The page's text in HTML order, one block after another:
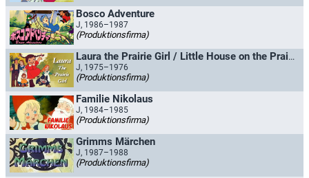
Bosco Adventure
J, 1986–1987
(Produktionsfirma)
Laura the Prairie Girl / Little House on the Prairie
J, 1975–1976
(Produktionsfirma)
Familie Nikolaus
J, 1984–1985
(Produktionsfirma)
Grimms Märchen
J, 1987–1988
(Produktionsfirma)